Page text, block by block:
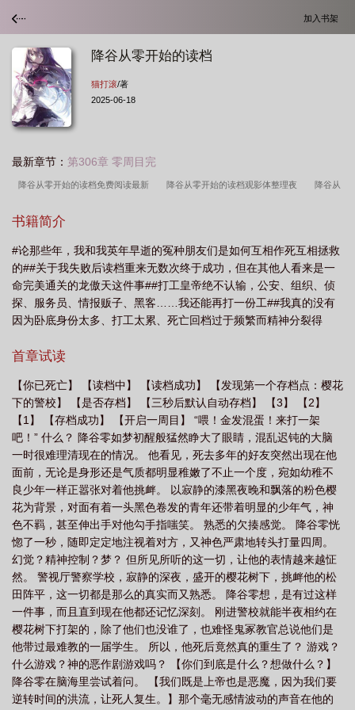
加入书架
降谷从零开始的读档
猫打滚/著
2025-06-18
最新章节： 第306章 零周目完
降谷从零开始的读档免费阅读最新 降谷从零开始的读档观影体整理夜 降谷从
福利番外
阅读 降谷从零开始的读档百度 降谷零出场集数 降谷从零开始的读档
307 降谷从零开始的读档完结了吗 降谷从零开始的读档免费 降谷从零开始
读档免费 降谷从零开始的读档 最新章节 无弹窗 降谷零回到过去 降谷零
的 降谷零出场集数爱奇艺 降谷从零开始的读档番外 降谷从零开始的读档晋
猫打滚 降谷从零开始的读档格格党 降谷从零开始的读档观影体整理 降谷从
零开始的读档全文免费阅读 降谷从零开始的读档TXT
书籍简介
#论那些年，我和我英年早逝的冤种朋友们是如何互相作死互相拯救
的##关于我失败后读档重来无数次终于成功，但在其他人看来是一
命完美通关的龙傲天这件事##打工皇帝绝不认输，公安、组织、侦
探、服务员、情报贩子、黑客……我还能再打一份工##我真的没有
因为卧底身份太多、打工太累、死亡回档过于频繁而精神分裂得
年又三年，你们再不收网，我就要当上组织老大了#降谷重生到了警
的系统。这是上帝的奇迹魔法，也是恶魔的恶作剧。他的重生产生
了蝴蝶效应，也逃不过世界线收束。降谷今天救下一个警官，第二
天又会有另一个警官因为各种危险的任务死去。那几个混蛋好像永
远奔赴在危险与死亡的第一线，然后为了保护大众而英勇牺牲。降
谷不想破坏他们的信念，无法阻止他们当警察，也阻止不了他们的
死亡。但是没关系，谁让他遇到了这么几个冤种朋友呢，谁死了他
就再读档回去救下那个死亡的倒霉鬼。他一定会成功打出最后那个
大家都活着的完美HappyEnd。但是当降谷终于成功之后，却发现那
几个冤种朋友竟然想起了所有周目的记忆。于是他们才发现原来最
大的那个大冤种，一直都是那个不知何时就一副全能模样，并且若
无其事参与属于他们的危险任务救人的金发混蛋。降谷：“……”降谷
转身就跑。*樱花完整结构是五片花瓣。樱花落下约为秒速五厘米。
樱花落地大概需要七秒钟。那么，降谷抓住这五瓣完整的樱花需要
死亡回档多少次呢？没关系，无论多少次他都会重来的，他绝不向
命运屈服。就算是从零开始，一次次陷入死循环也在所不惜，绝对
不会让他们再次死去。降谷、安室、波本……别说是三张面孔，就
是一百张面孔也照样演给你们看。*【我们既是上帝也是恶魔，因为
我们要逆转时间的洪流，让死人复生。】*阅读须知：1、主警校组
的无cp友情向，很多刀子，但一定会HE2、私设如山，很多魔改。
首章试读
【你已死亡】 【读档中】 【读档成功】 【发现第一个存档点：樱花
下的警校】 【是否存档】 【三秒后默认自动存档】 【3】 【2】
【1】 【存档成功】 【开启一周目】 “喂！金发混蛋！来打一架
吧！” 什么？ 降谷零如梦初醒般猛然睁大了眼睛，混乱迟钝的大脑
一时很难理清现在的情况。 他看见，死去多年的好友突然出现在他
面前，无论是身形还是气质都明显稚嫩了不止一个度，宛如幼稚不
良少年一样正嚣张对着他挑衅。 以寂静的漆黑夜晚和飘落的粉色樱
花为背景，对面有着一头黑色卷发的青年还带着明显的少年气，神
色不羁，甚至伸出手对他勾手指嗤笑。 熟悉的欠揍感觉。 降谷零恍
惚了一秒，随即定定地注视着对方，又神色严肃地转头打量四周。
幻觉？精神控制？梦？ 但所见所听的这一切，让他的表情越来越怔
然。 警视厅警察学校，寂静的深夜，盛开的樱花树下，挑衅他的松
田阵平，这一切都是那么的真实而又熟悉。 降谷零想，是有过这样
一件事，而且直到现在他都还记忆深刻。 刚进警校就能半夜相约在
樱花树下打架的，除了他们也没谁了，也难怪鬼冢教官总说他们是
他带过最难教的一届学生。 所以，他死后竟然真的重生了？ 游戏？
什么游戏？神的恶作剧游戏吗？ 【你们到底是什么？想做什么？】
降谷零在脑海里尝试着问。 【我们既是上帝也是恶魔，因为我们要
逆转时间的洪流，让死人复生。】那个毫无感情波动的声音在他的